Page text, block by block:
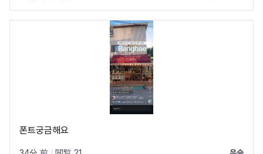
폰트궁금해요